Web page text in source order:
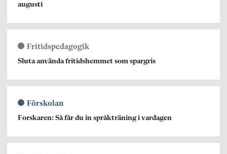
augusti
Fritidspedagogik
Sluta använda fritidshemmet som spargris
Förskolan
Forskaren: Så får du in språkträning i vardagen